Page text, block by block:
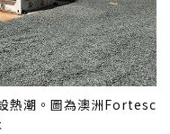
熱潮。圖為澳洲Fortesc